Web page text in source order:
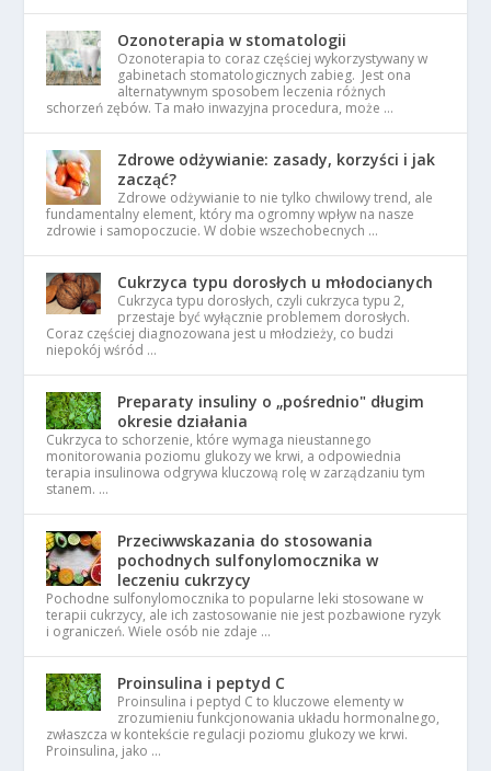
Ozonoterapia w stomatologii
Ozonoterapia to coraz częściej wykorzystywany w
gabinetach stomatologicznych zabieg. Jest ona
alternatywnym sposobem leczenia różnych
schorzeń zębów. Ta mało inwazyjna procedura, może …
Zdrowe odżywianie: zasady, korzyści i jak
zacząć?
Zdrowe odżywianie to nie tylko chwilowy trend, ale
fundamentalny element, który ma ogromny wpływ na nasze
zdrowie i samopoczucie. W dobie wszechobecnych …
Cukrzyca typu dorosłych u młodocianych
Cukrzyca typu dorosłych, czyli cukrzyca typu 2,
przestaje być wyłącznie problemem dorosłych.
Coraz częściej diagnozowana jest u młodzieży, co budzi
niepokój wśród …
Preparaty insuliny o „pośrednio" długim
okresie działania
Cukrzyca to schorzenie, które wymaga nieustannego
monitorowania poziomu glukozy we krwi, a odpowiednia
terapia insulinowa odgrywa kluczową rolę w zarządzaniu tym
stanem. …
Przeciwwskazania do stosowania
pochodnych sulfonylomocznika w
leczeniu cukrzycy
Pochodne sulfonylomocznika to popularne leki stosowane w
terapii cukrzycy, ale ich zastosowanie nie jest pozbawione ryzyk
i ograniczeń. Wiele osób nie zdaje …
Proinsulina i peptyd C
Proinsulina i peptyd C to kluczowe elementy w
zrozumieniu funkcjonowania układu hormonalnego,
zwłaszcza w kontekście regulacji poziomu glukozy we krwi.
Proinsulina, jako …